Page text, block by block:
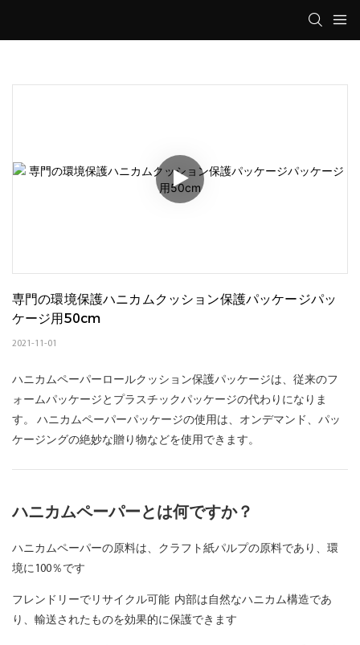
専門の環境保護ハニカムクッション保護パッケージパッ
ケージ用50cm
2021-11-01
ハニカムペーパーロールクッション保護パッケージは、従来のフ
ォームパッケージとプラスチックパッケージの代わりになりま
す。 ハニカムペーパーパッケージの使用は、オンデマンド、パッ
ケージングの絶妙な贈り物などを使用できます。
ハニカムペーパーとは何ですか？
ハニカムペーパーの原料は、クラフト紙パルプの原料であり、環
境に100％です
フレンドリーでリサイクル可能 内部は自然なハニカム構造であ
り、輸送されたものを効果的に保護できます